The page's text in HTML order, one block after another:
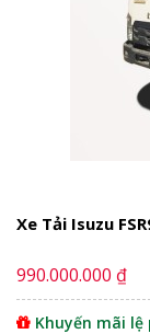
Xe Tải Isuzu
990.000.000 ₫
Khuyến mãi